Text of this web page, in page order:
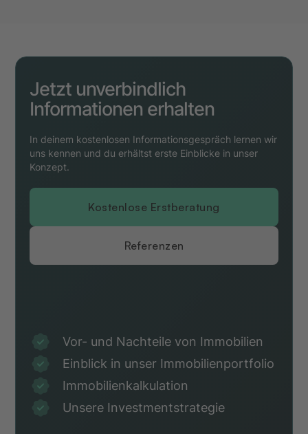
Jetzt unverbindlich
Informationen erhalten
In deinem kostenlosen Informationsgespräch lernen wir
uns kennen und du erhältst erste Einblicke in unser
Konzept.
Kostenlose Erstberatung
Referenzen
Vor- und Nachteile von Immobilien
Einblick in unser Immobilienportfolio
Immobilienkalkulation
Unsere Investmentstrategie